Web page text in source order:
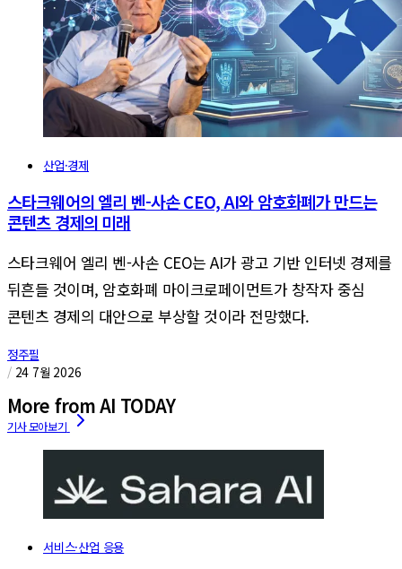
산업·경제
스타크웨어의 엘리 벤-사손 CEO, AI와 암호화폐가 만드는
콘텐츠 경제의 미래
스타크웨어 엘리 벤-사손 CEO는 AI가 광고 기반 인터넷 경제를
뒤흔들 것이며, 암호화폐 마이크로페이먼트가 창작자 중심
콘텐츠 경제의 대안으로 부상할 것이라 전망했다.
정주필
/ 24 7월 2026
More from AI TODAY
서비스·산업 응용